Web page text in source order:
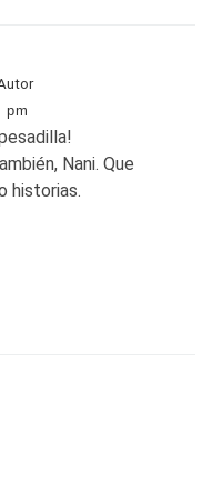
pm
Nani. Que
historias.